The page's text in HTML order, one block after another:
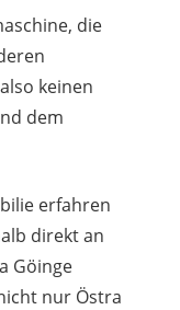
die
keinen
dem
erfahren
direkt an
Göinge
nur Östra